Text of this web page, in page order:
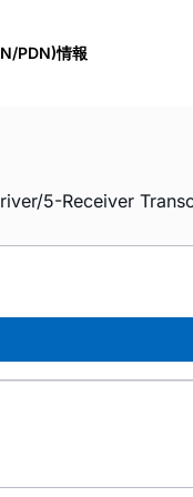
PDN)情報
5-Receiver